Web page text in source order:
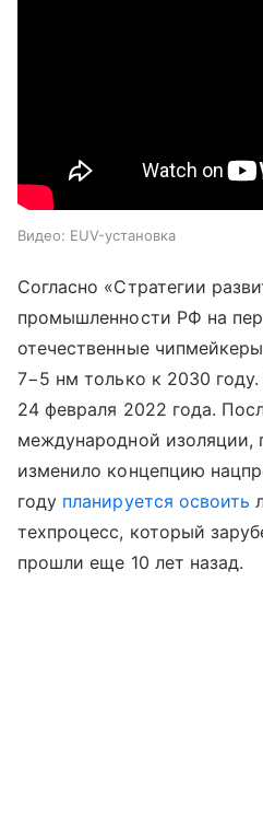
Видео: EUV-установка
Согласно «Стратегии
промышленности РФ на
отечественные
7−5 нм только к 2030
24 февраля 2022 года.
международной изоляции,
изменило концепцию
году планируется освоить
техпроцесс, который
прошли еще 10 лет назад.